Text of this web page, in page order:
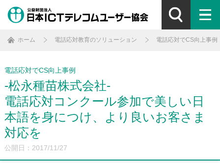
ホーム 電話応対教育のソリューション 電話応対でCS向上事例
電話応対でCS向上事例
-松永種苗株式会社-
電話応対コンクール参加で美しい日
本語を身につけ、より良いお客さま
対応を
公開日：2017/11/27